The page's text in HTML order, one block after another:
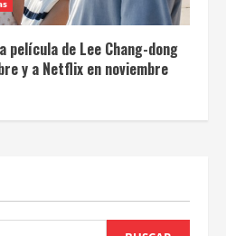
película de Lee Chang-dong
y a Netflix en noviembre